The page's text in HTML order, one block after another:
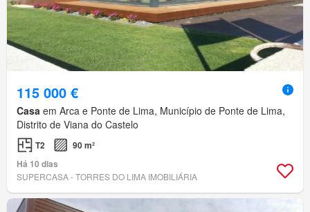
115 000 €
Casa em Arca e Ponte de Lima, Município de Ponte de Lima,
Distrito de Viana do Castelo
T2
90 m²
Há 10 dias
SUPERCASA - TORRES DO LIMA IMOBILIÁRIA